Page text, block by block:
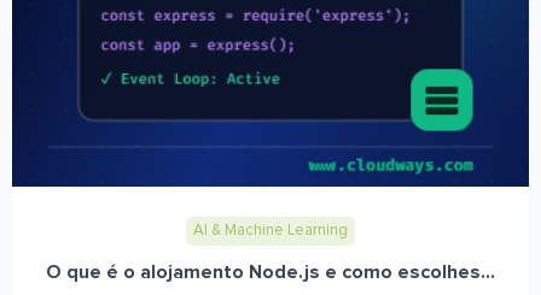
AI & Machine Learning
O que é o alojamento Node.js e como escolhes...